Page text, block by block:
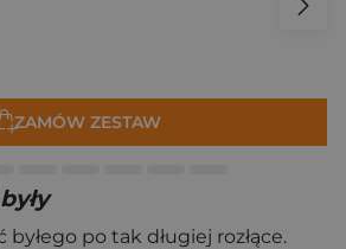
ZAMÓW ZESTAW
po tak długiej rozłące.